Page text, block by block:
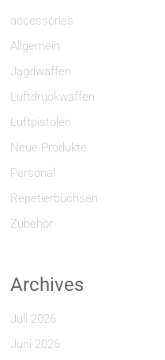
accessories
Allgemein
Jagdwaffen
Luftdruckwaffen
Luftpistolen
Neue Produkte
Personal
Repetierbüchsen
Zubehör
Archives
Juli 2026
Juni 2026